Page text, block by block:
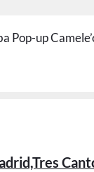
Pop-up